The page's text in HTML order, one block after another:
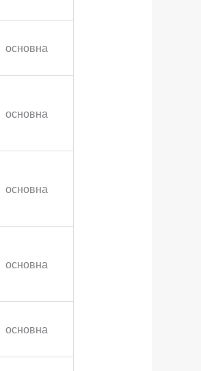
основна
основна
основна
основна
основна